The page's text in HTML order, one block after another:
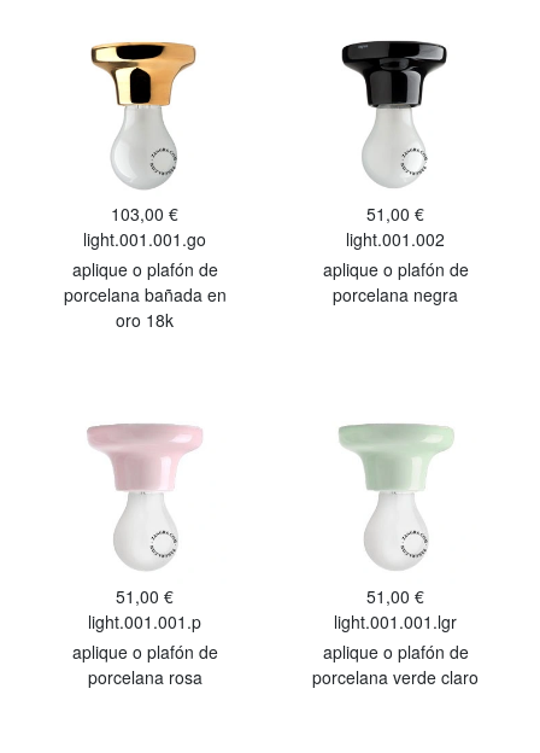
103,00 €
light.001.001.go
aplique o plafón de
porcelana bañada en
oro 18k
51,00 €
light.001.002
aplique o plafón de
porcelana negra
51,00 €
light.001.001.p
aplique o plafón de
porcelana rosa
51,00 €
light.001.001.lgr
aplique o plafón de
porcelana verde claro